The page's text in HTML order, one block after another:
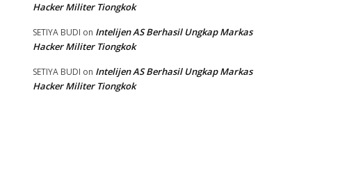
Hacker Militer Tiongkok
SETIYA BUDI on Intelijen AS Berhasil Ungkap Markas
Hacker Militer Tiongkok
SETIYA BUDI on Intelijen AS Berhasil Ungkap Markas
Hacker Militer Tiongkok